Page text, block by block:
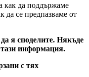
как да поддържаме
да се предпазваме от
я споделите. Някъде
информация.
с тях